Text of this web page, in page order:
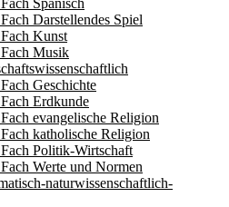
Spanisch
Darstellendes Spiel
Kunst
Musik
Geschichte
Erdkunde
evangelische Religion
katholische Religion
Politik-Wirtschaft
Werte und Normen
naturwissenschaftlich-